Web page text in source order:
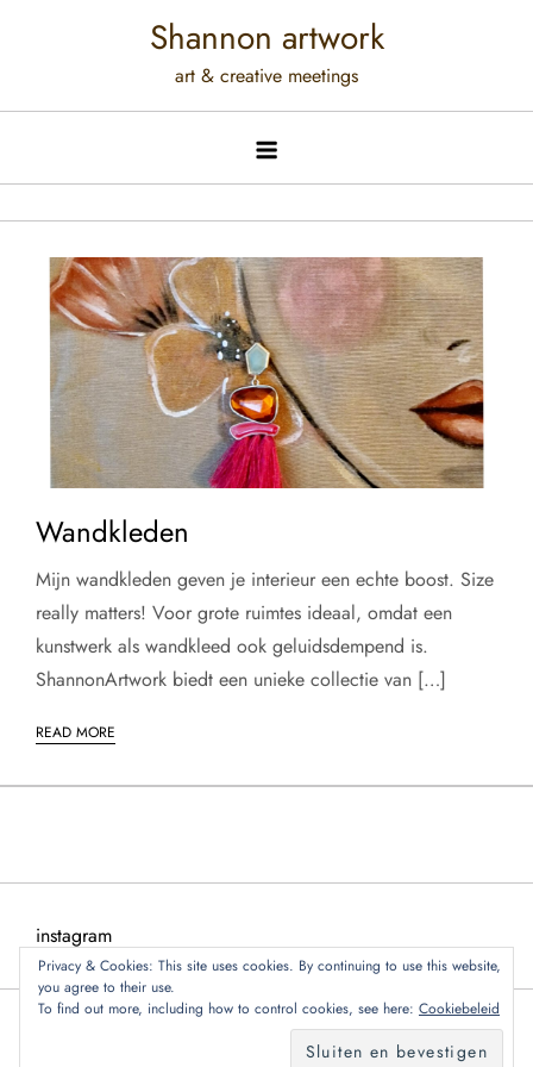
Shannon artwork
art & creative meetings
Wandkleden
Mijn wandkleden geven je interieur een echte boost. Size
really matters! Voor grote ruimtes ideaal, omdat een
kunstwerk als wandkleed ook geluidsdempend is.
ShannonArtwork biedt een unieke collectie van […]
READ MORE
instagram
Copyright © 2024 Blog Storm doorKantipur Themes. Alle
Privacy & Cookies: This site uses cookies. By continuing to use this website,
you agree to their use.
To find out more, including how to control cookies, see here: Cookiebeleid